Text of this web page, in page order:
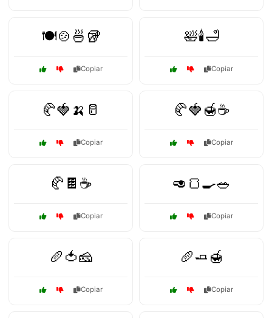
🍽️🍲🍜🥡
Copiar
🛀🕯️🛁
Copiar
🥐🍓🍌🥛
Copiar
🥐🍓🍯☕
Copiar
🥐🍫☕
Copiar
🥑🍞🍳🥗
Copiar
🥖🍅🧀
Copiar
🥖🧈🍯
Copiar